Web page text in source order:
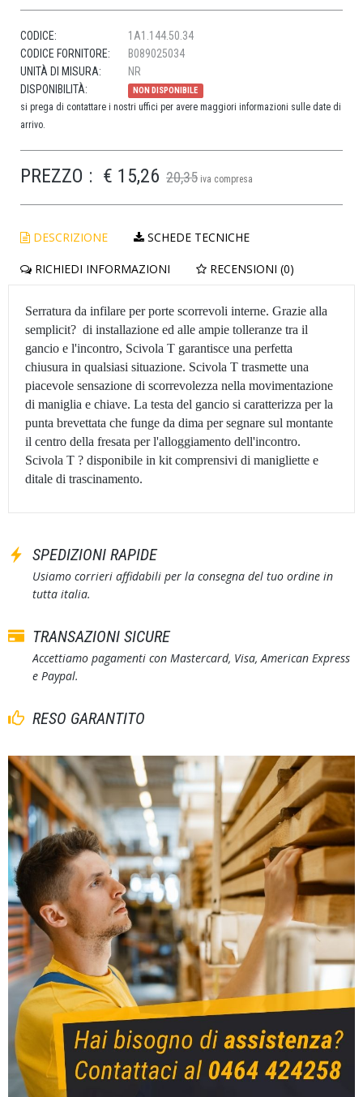
CODICE:
1A1.144.50.34
CODICE FORNITORE:
B089025034
UNITÀ DI MISURA:
NR
DISPONIBILITÀ:
NON DISPONIBILE
si prega di contattare i nostri uffici per avere maggiori informazioni sulle date di
arrivo.
PREZZO : € 15,26 20,35 iva compresa
DESCRIZIONE SCHEDE TECNICHE
RICHIEDI INFORMAZIONI RECENSIONI (0)
Serratura da infilare per porte scorrevoli interne. Grazie alla
semplicit? di installazione ed alle ampie tolleranze tra il
gancio e l'incontro, Scivola T garantisce una perfetta
chiusura in qualsiasi situazione. Scivola T trasmette una
piacevole sensazione di scorrevolezza nella movimentazione
di maniglia e chiave. La testa del gancio si caratterizza per la
punta brevettata che funge da dima per segnare sul montante
il centro della fresata per l'alloggiamento dell'incontro.
Scivola T ? disponibile in kit comprensivi di manigliette e
ditale di trascinamento.
SPEDIZIONI RAPIDE
Usiamo corrieri affidabili per la consegna del tuo ordine in
tutta italia.
TRANSAZIONI SICURE
Accettiamo pagamenti con Mastercard, Visa, American Express
e Paypal.
RESO GARANTITO